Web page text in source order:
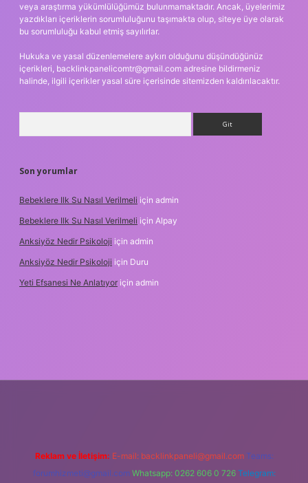
veya araştırma yükümlülüğümüz bulunmamaktadır. Ancak, üyelerimiz
yazdıkları içeriklerin sorumluluğunu taşımakta olup, siteye üye olarak
bu sorumluluğu kabul etmiş sayılırlar.
Hukuka ve yasal düzenlemelere aykırı olduğunu düşündüğünüz
içerikleri, backlinkpanelicomtr@gmail.com adresine bildirmeniz
halinde, ilgili içerikler yasal süre içerisinde sitemizden kaldırılacaktır.
Son yorumlar
Bebeklere Ilk Su Nasıl Verilmeli için admin
Bebeklere Ilk Su Nasıl Verilmeli için Alpay
Anksiyöz Nedir Psikoloji için admin
Anksiyöz Nedir Psikoloji için Duru
Yeti Efsanesi Ne Anlatıyor için admin
Reklam ve İletişim: E-mail: backlinkpaneli@gmail.com Teams:
forumhizmeti@gmail.com Whatsapp: 0262 606 0 726 Telegram: